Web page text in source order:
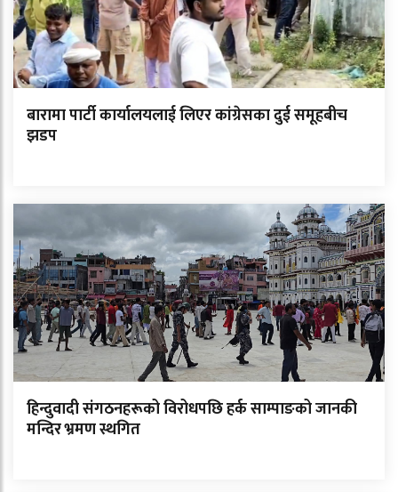
बारामा पार्टी कार्यालयलाई लिएर कांग्रेसका दुई समूहबीच
झडप
हिन्दुवादी संगठनहरूको विरोधपछि हर्क साम्पाङको जानकी
मन्दिर भ्रमण स्थगित